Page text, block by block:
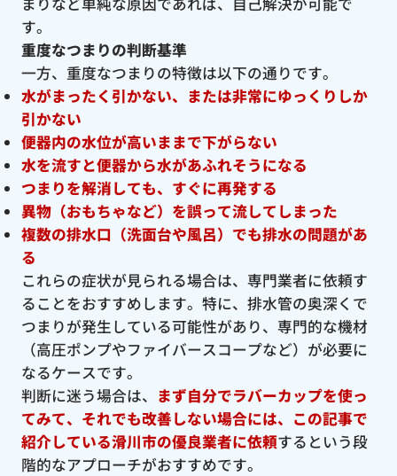
す。
重度なつまりの判断基準
一方、重度なつまりの特徴は以下の通りです。
水がまったく引かない、または非常にゆっくりしか
引かない
便器内の水位が高いままで下がらない
水を流すと便器から水があふれそうになる
つまりを解消しても、すぐに再発する
異物（おもちゃなど）を誤って流してしまった
複数の排水口（洗面台や風呂）でも排水の問題があ
る
これらの症状が見られる場合は、専門業者に依頼す
ることをおすすめします。特に、排水管の奥深くで
つまりが発生している可能性があり、専門的な機材
（高圧ポンプやファイバースコープなど）が必要に
なるケースです。
判断に迷う場合は、 まず自分でラバーカップを使っ
てみて、それでも改善しない場合には、この記事で
紹介している滑川市の優良業者に依頼するという段
階的なアプローチがおすすめです。